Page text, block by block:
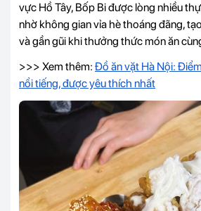
vực Hồ Tây, Bốp Bi được lòng nhiều
nhờ không gian vỉa hè thoáng đãng,
và gần gũi khi thưởng thức món ăn
>>> Xem thêm: Đồ ăn vặt Hà Nội:
nổi tiếng, được yêu thích nhất